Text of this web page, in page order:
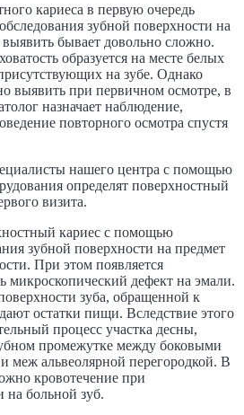
кариеса в первую очередь
зубной поверхности на
бывает довольно сложно.
образуется на месте белых
на зубе. Однако
выявить при первичном осмотре, в
назначает наблюдение,
повторного осмотра спустя
нашего центра с помощью
определят поверхностный
визита.
кариес с помощью
зубной поверхности на предмет
При этом появляется
микроскопический дефект на эмали.
зуба, обращенной к
остатки пищи. Вследствие этого
процесс участка десны,
промежутке между боковыми
меж альвеолярной перегородкой. В
кровотечение при
на больной зуб.